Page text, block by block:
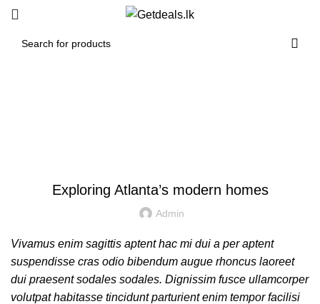
Exploring Atlanta’s modern homes
Admin
Vivamus enim sagittis aptent hac mi dui a per aptent
suspendisse cras odio bibendum augue rhoncus laoreet
dui praesent sodales sodales. Dignissim fusce ullamcorper
volutpat habitasse tincidunt parturient enim tempor facilisi